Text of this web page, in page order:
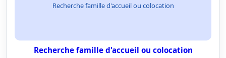
Recherche famille d'accueil ou colocation
Recherche famille d'accueil ou colocation